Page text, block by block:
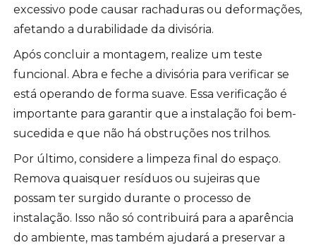
excessivo pode causar rachaduras ou deformações,
afetando a durabilidade da divisória.
Após concluir a montagem, realize um teste
funcional. Abra e feche a divisória para verificar se
está operando de forma suave. Essa verificação é
importante para garantir que a instalação foi bem-
sucedida e que não há obstruções nos trilhos.
Por último, considere a limpeza final do espaço.
Remova quaisquer resíduos ou sujeiras que
possam ter surgido durante o processo de
instalação. Isso não só contribuirá para a aparência
do ambiente, mas também ajudará a preservar a